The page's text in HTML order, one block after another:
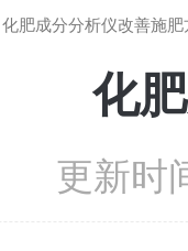
化肥成分分析仪改善施肥
化
更新时